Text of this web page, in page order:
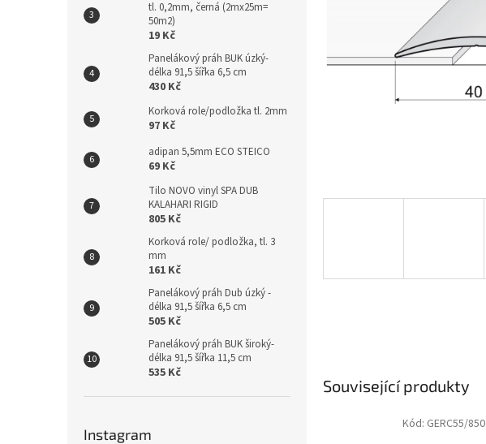
tl. 0,2mm, černá (2mx25m=
50m2)
19 Kč
Panelákový práh BUK úzký-
délka 91,5 šířka 6,5 cm
430 Kč
Korková role/podložka tl. 2mm
97 Kč
adipan 5,5mm ECO STEICO
69 Kč
Tilo NOVO vinyl SPA DUB
KALAHARI RIGID
805 Kč
Korková role/ podložka, tl. 3
mm
161 Kč
Panelákový práh Dub úzký -
délka 91,5 šířka 6,5 cm
505 Kč
Panelákový práh BUK široký-
délka 91,5 šířka 11,5 cm
535 Kč
Instagram
Související produkty
Kód: GERC55/850